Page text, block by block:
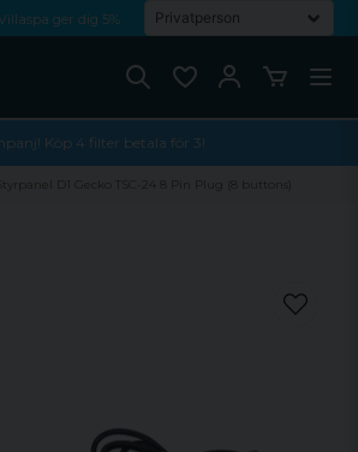
ger dig 5%
Köp 4 filter betala för 3!
Styrpanel D1 Gecko TSC-24 8 Pin Plug (8 buttons)